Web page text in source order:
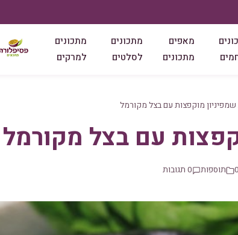
מאפים
מתכונים
מתכונים
לסלטים
מתכונים
למרקים
שמפיניון מוקפצות עם בצל מקורמל
עם בצל מקורמל
תוספות 0 תגובות